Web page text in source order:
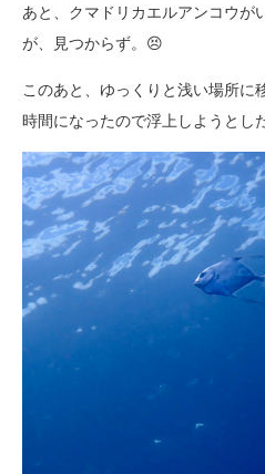
あと、クマドリカエルアンコウが
が、見つからず。😣
このあと、ゆっくりと浅い場所に
時間になったので浮上しようとし